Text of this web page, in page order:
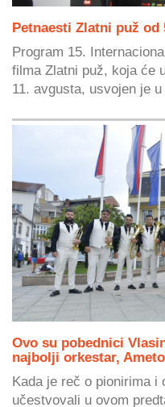
Petnaesti Zlatni puž od
Program 15.
filma Zlatni puž, koja će
11. avgusta, usvojen je
Ovo su pobednici
najbolji orkestar,
Kada je reč o pionirima i
učestvovali u ovom